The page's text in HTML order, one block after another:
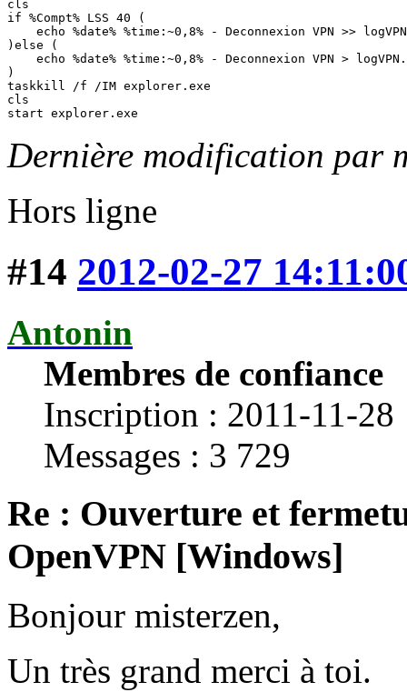
cls
if %Compt% LSS 40 (
echo %date% %time:~0,8% - Deconnexion VPN >>
)else (
echo %date% %time:~0,8% - Deconnexion VPN >
)
taskkill /f /IM explorer.exe
cls
start explorer.exe
Dernière modification par
Hors ligne
#14 2012-02-27
Antonin
Membres de confiance
Inscription : 2011-11-28
Messages : 3 729
Re : Ouverture et
OpenVPN [Windows]
Bonjour misterzen,
Un très grand merci à toi.